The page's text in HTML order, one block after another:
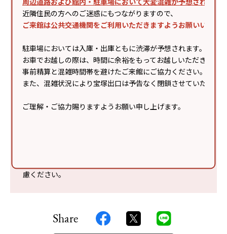
近隣住民の方へのご迷惑にもつながりますので、
ご来館は公共交通機関をご利用いただきますようお願いいたし
駐車場においては入庫・出庫ともに渋滞が予想されます。
お車でお越しの際は、時間に余裕をもってお越しいただき、
事前精算と混雑時間帯を避けたご来館にご協力ください。
また、混雑状況により宝塚出口は予告なく閉鎖させていただく
ご理解・ご協力賜りますようお願い申し上げます。
した際は、退場していただく場合があります。
●カメラ・スマートフォン等、撮影機材での録画・録音
●主催者や取材メディアによる撮影によりお客様が映り
込むことがあり、インターネット配信やイベント
終了後の広告物・テレビ・WEB等に露出・掲載される
場合がありますのでご了承ください。
とがあります。
慮ください。
Share